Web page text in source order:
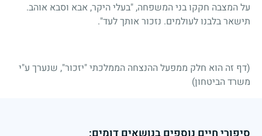
על המצבה חקקו בני המשפחה, "בעלי היקר, אבא וסבא אוהב.
תישאר בלבנו לעולמים. נזכור אותך לעד".
(דף זה הוא חלק ממפעל ההנצחה הממלכתי "יזכור", שנערך ע"י
משרד הביטחון)